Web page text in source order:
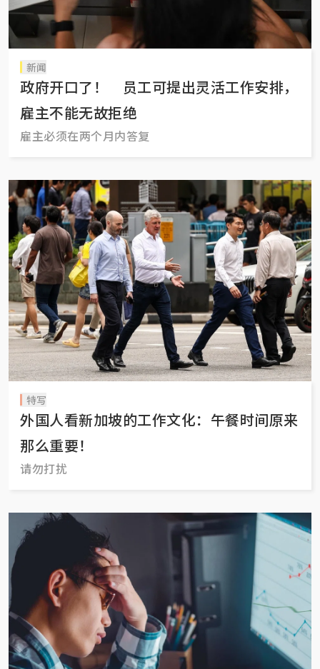
新闻
政府开口了！ 员工可提出灵活工作安排，
雇主不能无故拒绝
雇主必须在两个月内答复
特写
外国人看新加坡的工作文化：午餐时间原来
那么重要！
请勿打扰